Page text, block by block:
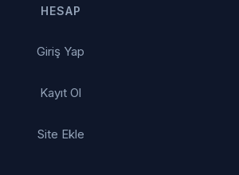
HESAP
Giriş Yap
Kayıt Ol
Site Ekle